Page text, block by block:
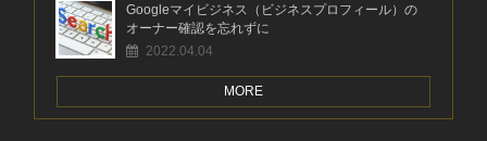
Googleマイビジネス（ビジネスプロフィール）の
オーナー確認を忘れずに
2022.04.04
MORE